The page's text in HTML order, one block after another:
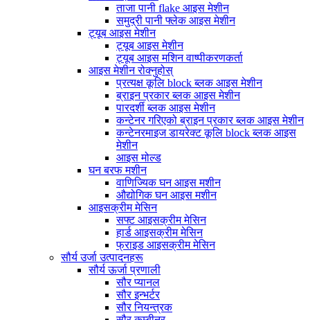
ताजा पानी flake आइस मेशीन
समुद्री पानी फ्लेक आइस मेशीन
ट्यूब आइस मेशीन
ट्यूब आइस मेशीन
ट्यूब आइस मशिन वाष्पीकरणकर्ता
आइस मेशीन रोक्नुहोस्
प्रत्यक्ष कूलि block ब्लक आइस मेशीन
ब्राइन प्रकार ब्लक आइस मेशीन
पारदर्शी ब्लक आइस मेशीन
कन्टेनर गरिएको ब्राइन प्रकार ब्लक आइस मेशीन
कन्टेनरमाइज डायरेक्ट कूलि block ब्लक आइस
मेशीन
आइस मोल्ड
घन बरफ मशीन
वाणिज्यिक घन आइस मशीन
औद्योगिक घन आइस मशीन
आइसक्रीम मेसिन
सफ्ट आइसक्रीम मेसिन
हार्ड आइसक्रीम मेसिन
फ्राइड आइसक्रीम मेसिन
सौर्य उर्जा उत्पादनहरू
सौर्य ऊर्जा प्रणाली
सौर प्यानल
सौर इन्भर्टर
सौर नियन्त्रक